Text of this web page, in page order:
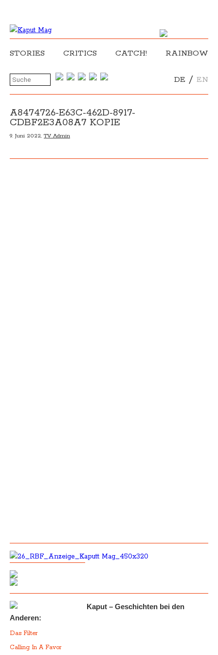
STORIES CRITICS CATCH! RAINBOW
DE / EN
A8474726-E63C-462D-8917-
CDBF2E3A08A7 KOPIE
9. Juni 2022, TV Admin
Kaput – Geschichten bei den
Anderen:
Das Filter
Calling In A Favor